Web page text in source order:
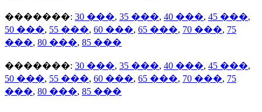
�������: 30 ���, 35 ���, 40 ���, 45 ���,
50 ���, 55 ���, 60 ���, 65 ���, 70 ���, 75
���, 80 ���, 85 ���
�������: 30 ���, 35 ���, 40 ���, 45 ���,
50 ���, 55 ���, 60 ���, 65 ���, 70 ���, 75
���, 80 ���, 85 ���